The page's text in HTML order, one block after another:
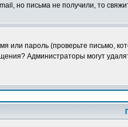
но письма не получили, то
пароль (проверьте письмо,
Администраторы могут